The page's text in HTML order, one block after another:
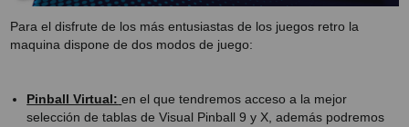
Para el disfrute de los más entusiastas de los juegos retro la
maquina dispone de dos modos de juego:
Pinball Virtual: en el que tendremos acceso a la mejor
selección de tablas de Visual Pinball 9 y X, además podremos